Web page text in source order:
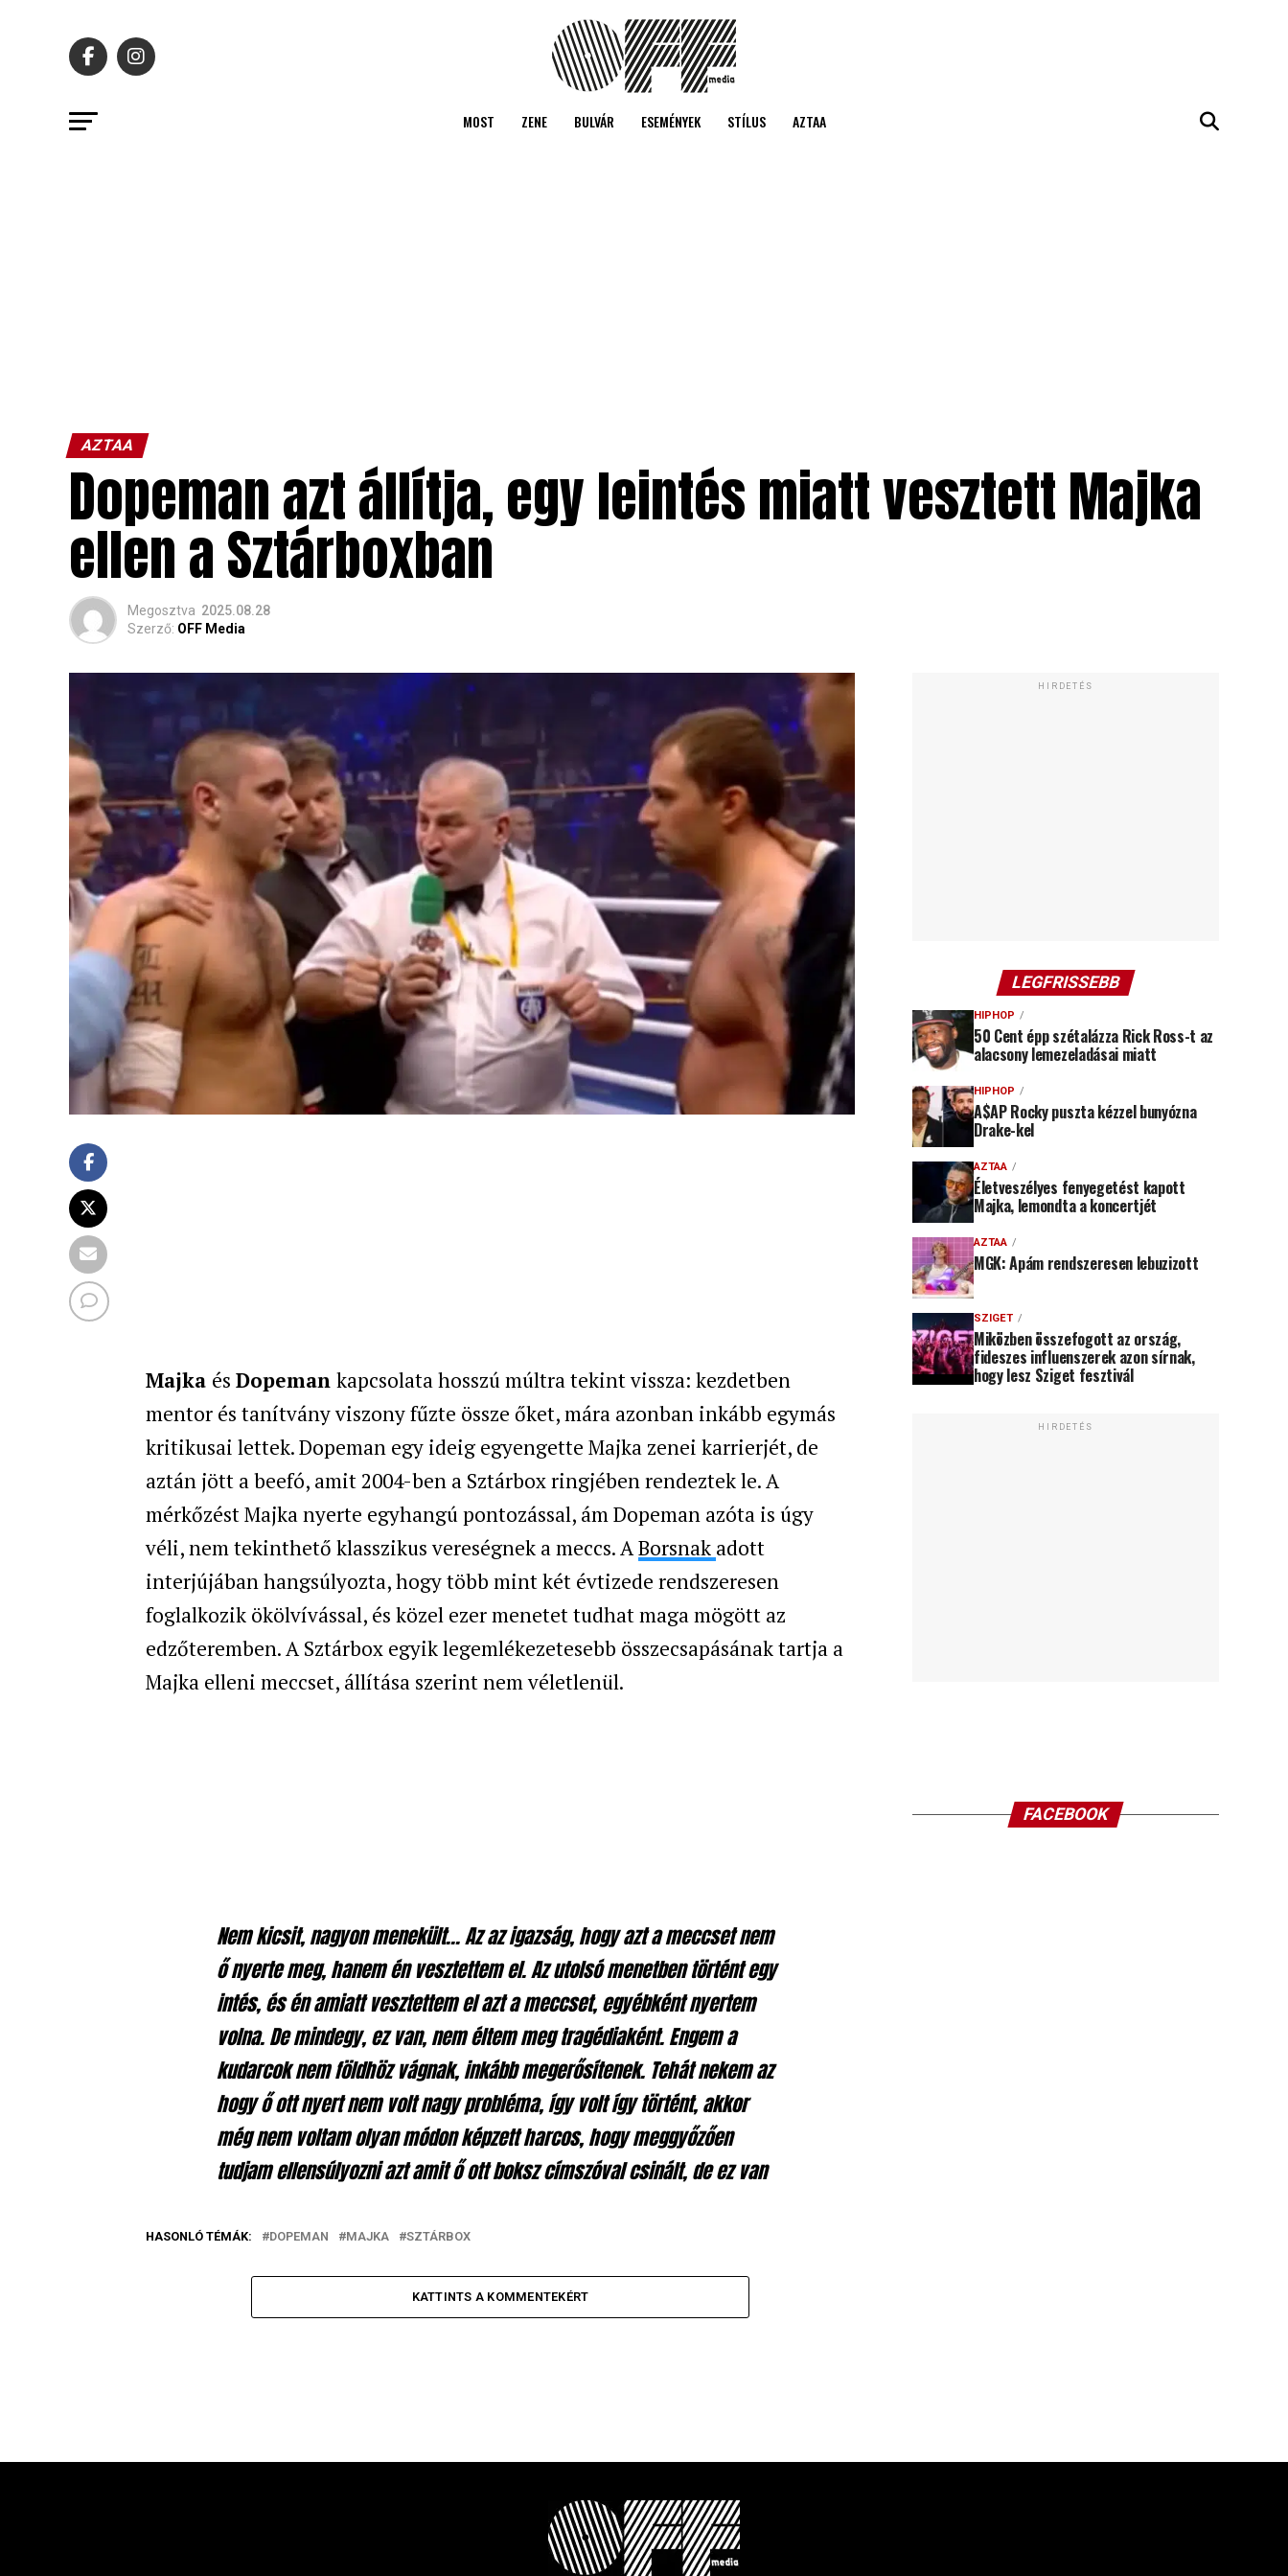
MOST ZENE BULVÁR ESEMÉNYEK STÍLUS AZTAA
AZTAA
Dopeman azt állítja, egy leintés miatt vesztett Majka
ellen a Sztárboxban
Megosztva 2025.08.28
Szerző: OFF Media
Majka és Dopeman kapcsolata hosszú múltra tekint vissza: kezdetben
mentor és tanítvány viszony fűzte össze őket, mára azonban inkább egymás
kritikusai lettek. Dopeman egy ideig egyengette Majka zenei karrierjét, de
aztán jött a beefó, amit 2004-ben a Sztárbox ringjében rendeztek le. A
mérkőzést Majka nyerte egyhangú pontozással, ám Dopeman azóta is úgy
véli, nem tekinthető klasszikus vereségnek a meccs. ABorsnak adott
interjújában hangsúlyozta, hogy több mint két évtizede rendszeresen
foglalkozik ökölvívással, és közel ezer menetet tudhat maga mögött az
edzőteremben. A Sztárbox egyik legemlékezetesebb összecsapásának tartja a
Majka elleni meccset, állítása szerint nem véletlenül.
Nem kicsit, nagyon menekült… Az az igazság, hogy azt a meccset nem
ő nyerte meg, hanem én vesztettem el. Az utolsó menetben történt egy
intés, és én amiatt vesztettem el azt a meccset, egyébként nyertem
volna. De mindegy, ez van, nem éltem meg tragédiaként. Engem a
kudarcok nem földhöz vágnak, inkább megerősítenek. Tehát nekem az
hogy ő ott nyert nem volt nagy probléma, így volt így történt, akkor
még nem voltam olyan módon képzett harcos, hogy meggyőzően
tudjam ellensúlyozni azt amit ő ott boksz címszóval csinált, de ez van
HASONLÓ TÉMÁK: DOPEMAN MAJKA SZTÁRBOX
KATTINTS A KOMMENTEKÉRT
HIRDETÉS
LEGFRISSEBB
HIPHOP
50 Cent épp szétalázza Rick Ross-t az
alacsony lemezeladásai miatt
HIPHOP
A$AP Rocky puszta kézzel bunyózna
Drake-kel
AZTAA
Életveszélyes fenyegetést kapott
Majka, lemondta a koncertjét
AZTAA
MGK: Apám rendszeresen lebuzizott
SZIGET
Miközben összefogott az ország,
fideszes influenszerek azon sírnak,
hogy lesz Sziget fesztivál
HIRDETÉS
FACEBOOK